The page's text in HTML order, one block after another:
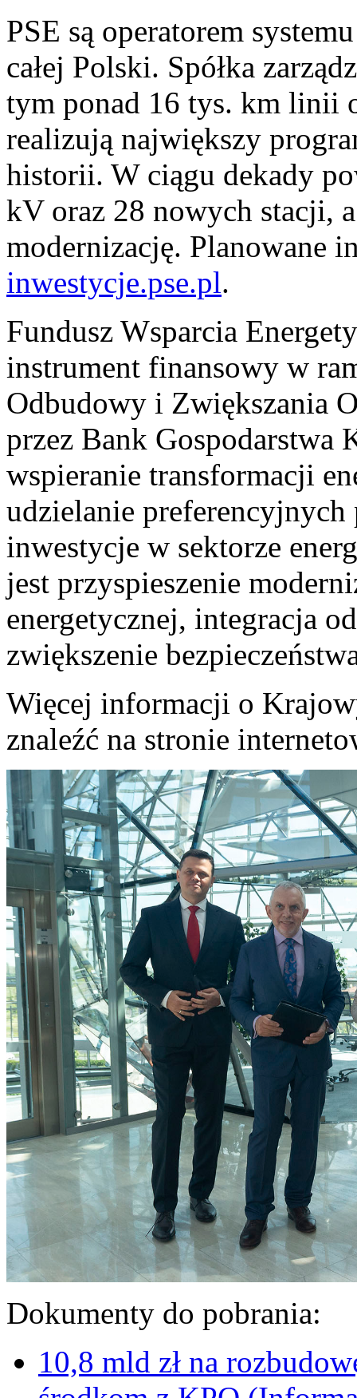
PSE są operatorem
całej Polski. Spółka
tym ponad 16 tys. km linii
realizują największy
historii. W ciągu dekady
kV oraz 28 nowych stacji,
modernizację. Planowane
inwestycje.pse.pl.
Fundusz Wsparcia
instrument finansowy w
Odbudowy i Zwiększania
przez Bank Gospodarstwa
wspieranie transformacji
udzielanie preferencyjnych
inwestycje w sektorze
jest przyspieszenie
energetycznej, integracja
zwiększenie
Więcej informacji o
znaleźć na stronie
Dokumenty do pobrania:
10,8 mld zł na